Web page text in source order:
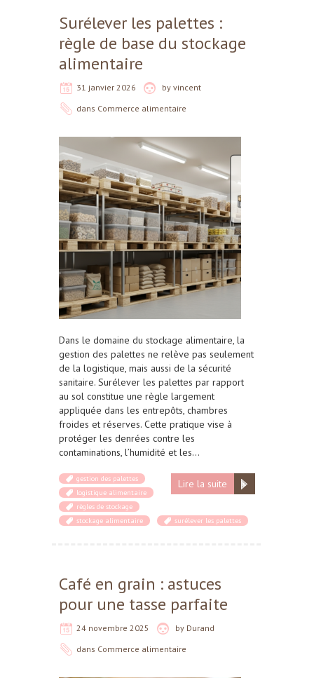
Surélever les palettes :
règle de base du stockage
alimentaire
31 janvier 2026 by vincent
dans Commerce alimentaire
Dans le domaine du stockage alimentaire, la
gestion des palettes ne relève pas seulement
de la logistique, mais aussi de la sécurité
sanitaire. Surélever les palettes par rapport
au sol constitue une règle largement
appliquée dans les entrepôts, chambres
froides et réserves. Cette pratique vise à
protéger les denrées contre les
contaminations, l’humidité et les…
Lire la suite
gestion des palettes
logistique alimentaire
règles de stockage
stockage alimentaire
surélever les palettes
Café en grain : astuces
pour une tasse parfaite
24 novembre 2025 by Durand
dans Commerce alimentaire